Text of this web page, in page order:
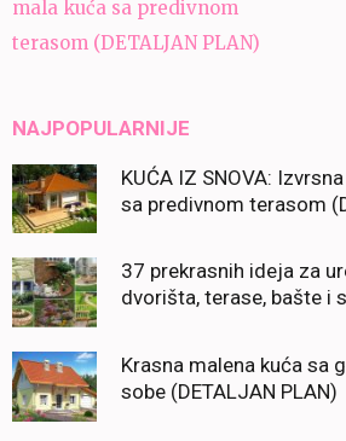
mala kuća sa predivnom
terasom (DETALJAN PLAN)
NAJPOPULARNIJE
KUĆA IZ SNOVA:
sa predivnom terasom
37 prekrasnih ideja za
dvorišta, terase, bašte i
Krasna malena kuća sa
sobe (DETALJAN PLAN)